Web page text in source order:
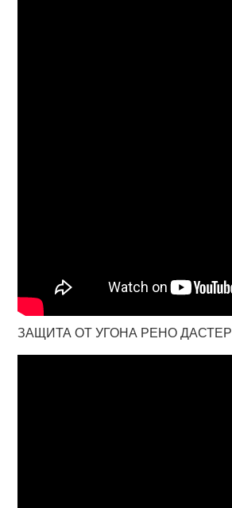
ЗАЩИТА ОТ УГОНА РЕНО ДАСТЕР